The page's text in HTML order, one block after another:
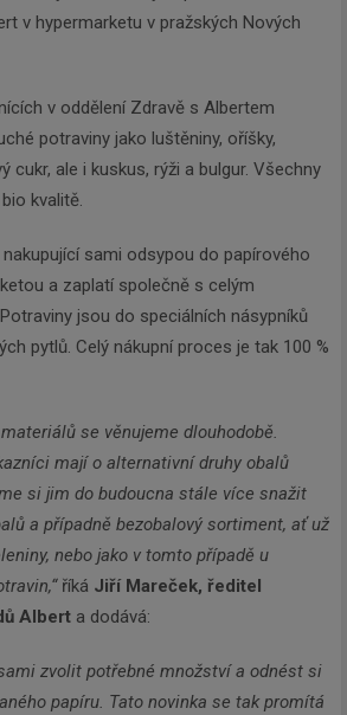
v hypermarketu v pražských Nových
v oddělení Zdravě s Albertem
potraviny jako luštěniny, oříšky,
cukr, ale i kuskus, rýži a bulgur. Všechny
kvalitě.
sami odsypou do papírového
a zaplatí společně s celým
jsou do speciálních násypníků
pytlů. Celý nákupní proces je tak 100 %
se věnujeme dlouhodobě.
mají o alternativní druhy obalů
si jim do budoucna stále více snažit
a případně bezobalový sortiment, ať už
nebo jako v tomto případě u
říká Jiří Mareček, ředitel
Albert a dodává:
zvolit potřebné množství a odnést si
papíru. Tato novinka se tak promítá